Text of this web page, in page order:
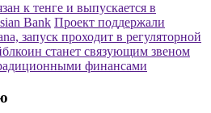
к тенге и выпускается в
Bank Проект поддержали
запуск проходит в регуляторной
станет связующим звеном
финансами